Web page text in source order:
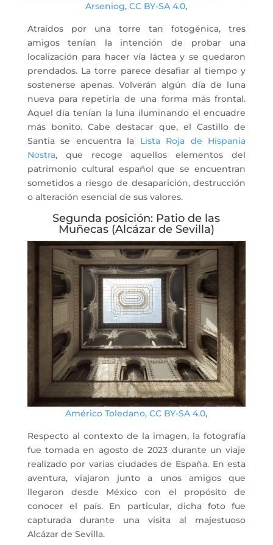
Arseniog,CC BY-SA 4.0,
Atraídos por una torre tan fotogénica, tres
amigos tenían la intención de probar una
localización para hacer vía láctea y se quedaron
prendados. La torre parece desafiar al tiempo y
sostenerse apenas. Volverán algún día de luna
nueva para repetirla de una forma más frontal.
Aquel día tenían la luna iluminando el encuadre
más bonito. Cabe destacar que, el Castillo de
Santia se encuentra la Lista Roja de Hispania
Nostra, que recoge aquellos elementos del
patrimonio cultural español que se encuentran
sometidos a riesgo de desaparición, destrucción
o alteración esencial de sus valores.
Segunda posición: Patio de las
Muñecas (Alcázar de Sevilla)
Américo Toledano,CC BY-SA 4.0,
Respecto al contexto de la imagen, la fotografía
fue tomada en agosto de 2023 durante un viaje
realizado por varias ciudades de España. En esta
aventura, viajaron junto a unos amigos que
llegaron desde México con el propósito de
conocer el país. En particular, dicha foto fue
capturada durante una visita al majestuoso
Alcázar de Sevilla.